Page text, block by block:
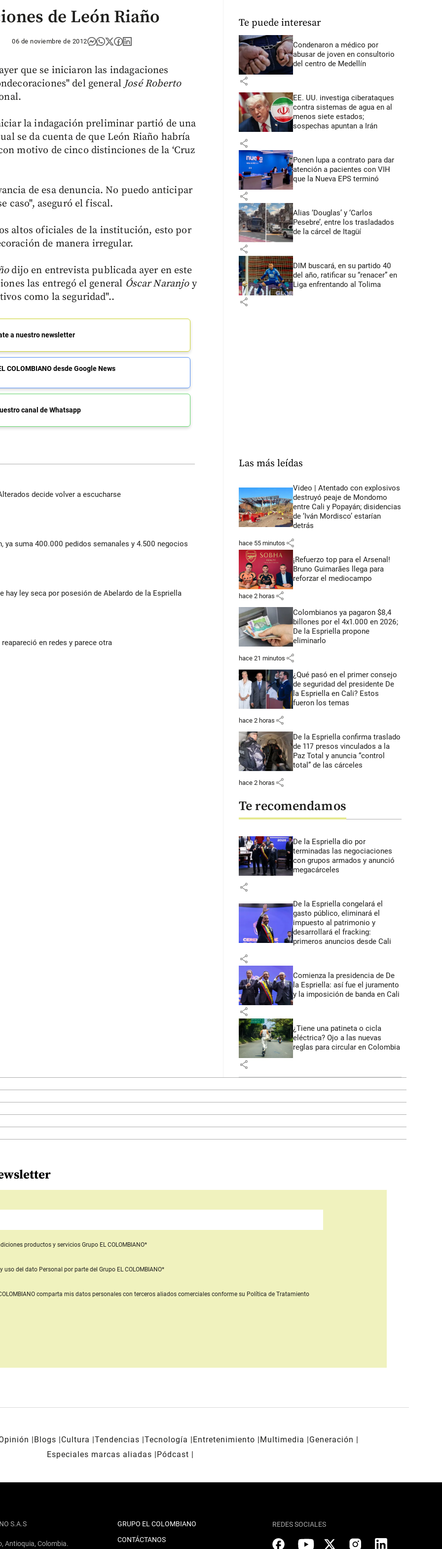
de León Riaño
06 de noviembre de 2012
que se iniciaron las indagaciones
del generalJosé Roberto
la indagación preliminar partió de una
se da cuenta de que León Riaño habría
motivo de cinco distinciones de la ‘Cruz
de esa denuncia. No puedo anticipar
caso", aseguró el fiscal.
altos oficiales de la institución, esto por
de manera irregular.
dijo en entrevista publicada ayer en este
las entregó el general Óscar Naranjoy
como la seguridad"..
a nuestro newsletter
COLOMBIANO desde Google News
canal de Whatsapp
decide volver a escucharse
ya suma 400.000 pedidos semanales y 4.500 negocios
hay ley seca por posesión de Abelardo de la Espriella
en redes y parece otra
Te puede interesar
Condenaron a médico por
abusar de joven en consultorio
del centro de Medellín
share
EE. UU. investiga ciberataques
contra sistemas de agua en al
menos siete estados;
sospechas apuntan a Irán
share
Ponen lupa a contrato para dar
atención a pacientes con VIH
que la Nueva EPS terminó
share
Alias ‘Douglas’ y ‘Carlos
Pesebre’, entre los trasladados
de la cárcel de Itagüí
share
DIM buscará, en su partido 40
del año, ratificar su “renacer” en
Liga enfrentando al Tolima
share
Las más leídas
Video | Atentado con explosivos
destruyó peaje de Mondomo
entre Cali y Popayán; disidencias
de ‘Iván Mordisco’ estarían
detrás
hace 55 minutos share
¡Refuerzo top para el Arsenal!
Bruno Guimarães llega para
reforzar el mediocampo
hace 2 horas share
Colombianos ya pagaron $8,4
billones por el 4x1.000 en 2026;
De la Espriella propone
eliminarlo
hace 21 minutos share
¿Qué pasó en el primer consejo
de seguridad del presidente De
la Espriella en Cali? Estos
fueron los temas
hace 2 horas share
De la Espriella confirma traslado
de 117 presos vinculados a la
Paz Total y anuncia “control
total” de las cárceles
hace 2 horas share
Te recomendamos
De la Espriella dio por
terminadas las negociaciones
con grupos armados y anunció
megacárceles
share
De la Espriella congelará el
gasto público, eliminará el
impuesto al patrimonio y
desarrollará el fracking:
primeros anuncios desde Cali
share
Comienza la presidencia de De
la Espriella: así fue el juramento
y la imposición de banda en Cali
share
¿Tiene una patineta o cicla
eléctrica? Ojo a las nuevas
reglas para circular en Colombia
share
productos y servicios Grupo EL COLOMBIANO*
uso del dato Personal por parte del Grupo EL COLOMBIANO*
comparta mis datos personales con terceros aliados comercialesconforme su Política de Tratamiento
Blogs Cultura Tendencias Tecnología Entretenimiento Multimedia
Generación
Especiales marcas aliadas
Pódcast
S.A.S
Antioquia, Colombia.
GRUPO EL COLOMBIANO
CONTÁCTANOS
REDES SOCIALES